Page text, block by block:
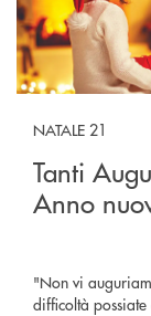
NATALE 21
Tanti
Anno
"Non vi
difficoltà